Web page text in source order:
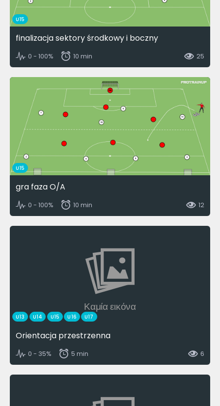
U15
finalizacja sektory środkowy i boczny
0 - 100% 10 min 25
U15
gra faza O/A
0 - 100% 10 min 12
Καμία εικόνα
U13 U14 U15 U16 U17
Orientacja przestrzenna
0 - 35% 5 min 6